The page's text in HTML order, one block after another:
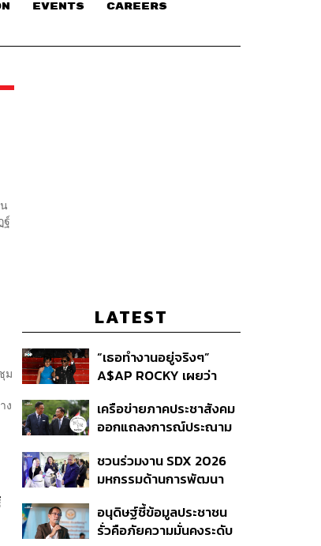
EVENTS CAREERS
ม
ง
LATEST
“เธอทำงานอยู่จริงๆ”
A$AP ROCKY เผยว่า
โอเพื่อทำเพลงใหม่
เครือข่ายภาคประชาสังคม
ออกแถลงการณ์ประณาม
ต้อนรับมินอ่องหล่าย ไร้ศีล
ธรรม หวั่นถูกใช้เป็นเครื่อง
มือกดขี่ชาวเมียนมา
ชวนร่วมงาน SDX 2026
มหกรรมด้านการพัฒนา
ประเทศ
อนุดิษฐ์ชี้ข้อมูลประชาชน
รั่วคือภัยความมั่นคงระดับ